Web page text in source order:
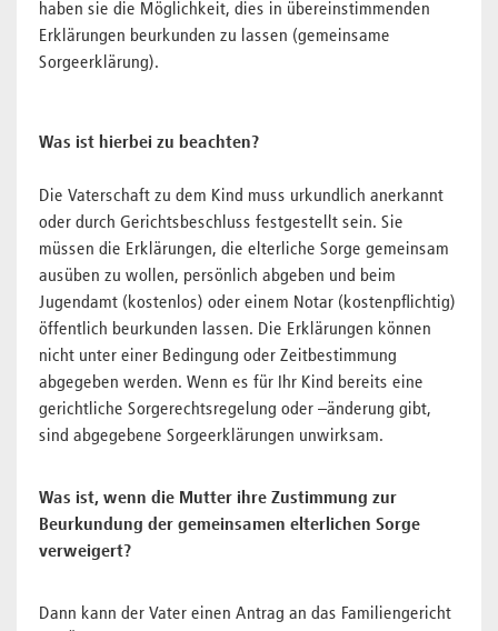
haben sie die Möglichkeit, dies in übereinstimmenden
Erklärungen beurkunden zu lassen (gemeinsame
Sorgeerklärung).
Was ist hierbei zu beachten?
Die Vaterschaft zu dem Kind muss urkundlich anerkannt
oder durch Gerichtsbeschluss festgestellt sein. Sie
müssen die Erklärungen, die elterliche Sorge gemeinsam
ausüben zu wollen, persönlich abgeben und beim
Jugendamt (kostenlos) oder einem Notar (kostenpflichtig)
öffentlich beurkunden lassen. Die Erklärungen können
nicht unter einer Bedingung oder Zeitbestimmung
abgegeben werden. Wenn es für Ihr Kind bereits eine
gerichtliche Sorgerechtsregelung oder –änderung gibt,
sind abgegebene Sorgeerklärungen unwirksam.
Was ist, wenn die Mutter ihre Zustimmung zur
Beurkundung der gemeinsamen elterlichen Sorge
verweigert?
Dann kann der Vater einen Antrag an das Familiengericht